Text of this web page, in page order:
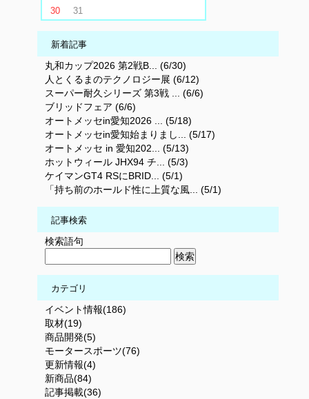
30
31
新着記事
丸和カップ2026 第2戦B... (6/30)
人とくるまのテクノロジー展 (6/12)
スーパー耐久シリーズ 第3戦 ... (6/6)
ブリッドフェア (6/6)
オートメッセin愛知2026 ... (5/18)
オートメッセin愛知始まりまし... (5/17)
オートメッセ in 愛知202... (5/13)
ホットウィール JHX94 チ... (5/3)
ケイマンGT4 RSにBRID... (5/1)
「持ち前のホールド性に上質な風... (5/1)
記事検索
検索語句
カテゴリ
イベント情報(186)
取材(19)
商品開発(5)
モータースポーツ(76)
更新情報(4)
新商品(84)
記事掲載(36)